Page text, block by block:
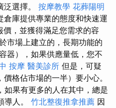
選擇。 按摩教學 花葬陽明
倉庫提供專業的態度和快速運
價，並獲得滿足您需求的容
市場上建立的，長期功能的
器），如果供應量低，您不
按摩 醫美診所 但是，可疑
格佔市場的一半）要小心。
如果有更多的人在其中，總是
導人。 竹北整復推拿推薦 因